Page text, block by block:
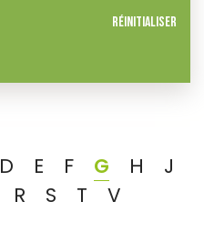
Réinitialiser
D E F G H
J
R S T V